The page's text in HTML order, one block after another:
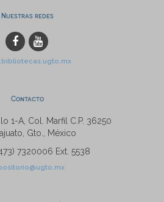
Nuestras redes
Contacto
1-A, Col. Marfil C.P. 36250
Gto., México
7320006 Ext. 5538